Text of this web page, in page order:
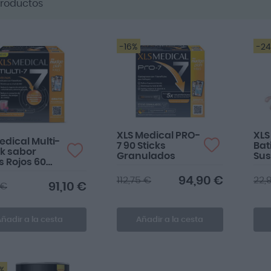
Multi-
sabor
Rojos 60
91,10 €
€
a la cesta
-16%
XLS Medical PRO-
7 90 Sticks
Granulados
94,90 €
112,75 €
Añadir a la cesta
-